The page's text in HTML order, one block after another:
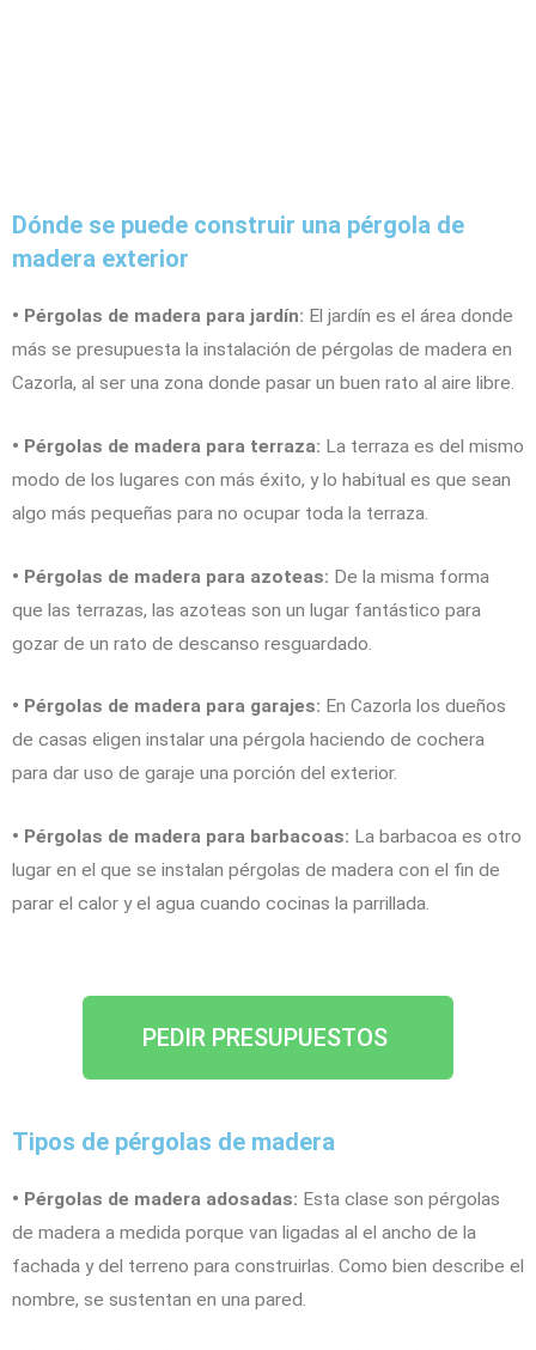
Dónde se puede construir una pérgola de
madera exterior
• Pérgolas de madera para jardín: El jardín es el área donde
más se presupuesta la instalación de pérgolas de madera en
Cazorla, al ser una zona donde pasar un buen rato al aire libre.
• Pérgolas de madera para terraza: La terraza es del mismo
modo de los lugares con más éxito, y lo habitual es que sean
algo más pequeñas para no ocupar toda la terraza.
• Pérgolas de madera para azoteas: De la misma forma
que las terrazas, las azoteas son un lugar fantástico para
gozar de un rato de descanso resguardado.
• Pérgolas de madera para garajes: En Cazorla los dueños
de casas eligen instalar una pérgola haciendo de cochera
para dar uso de garaje una porción del exterior.
• Pérgolas de madera para barbacoas: La barbacoa es otro
lugar en el que se instalan pérgolas de madera con el fin de
parar el calor y el agua cuando cocinas la parrillada.
PEDIR PRESUPUESTOS
Tipos de pérgolas de madera
• Pérgolas de madera adosadas: Esta clase son pérgolas
de madera a medida porque van ligadas al el ancho de la
fachada y del terreno para construirlas. Como bien describe el
nombre, se sustentan en una pared.